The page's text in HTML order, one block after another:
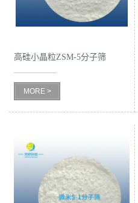
高硅小晶粒ZSM-5分子筛
MORE >